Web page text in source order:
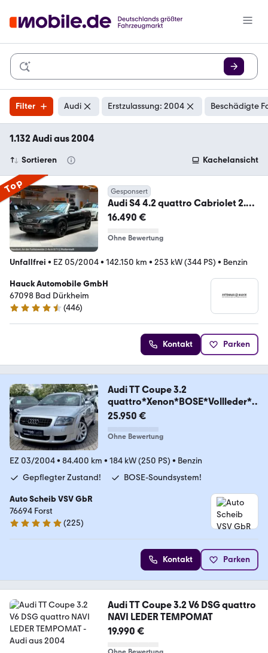
Filter Audi Erstzulassung: 2004 Beschädigte
1.132 Audi aus 2004
Sortieren Kachelansicht
Top Gesponsert
Audi S4 4.2 quattro Cabriolet 2.
Hand / LPG
16.490 €
Ohne Bewertung
Unfallfrei • EZ 05/2004• 142.150 km • 253 kW (344 PS) • Benzin
Hauck Automobile GmbH
67098 Bad Dürkheim
4.4 Sterne
(446)
Kontakt Parken
Audi TT Coupe 3.2
quattro*Xenon*BOSE*Vollleder*N
AVI*
25.950 €
Ohne Bewertung
EZ 03/2004• 84.400 km • 184 kW (250 PS) • Benzin
Gepflegter Zustand!
BOSE-Soundsystem!
Auto Scheib VSV GbR
76694 Forst
5 Sterne
(225)
Kontakt Parken
Audi TT Coupe 3.2 V6 DSG quattro
NAVI LEDER TEMPOMAT
19.990 €